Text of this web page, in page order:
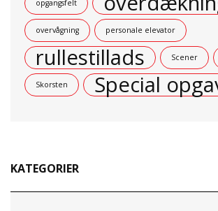
opgangsfelt
overvågning personale elevator
rullestillads Scener
Skorsten Special
KATEGORIER